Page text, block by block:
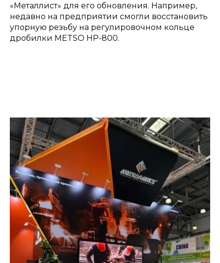
«Металлист» для его обновления. Например,
недавно на предприятии смогли восстановить
упорную резьбу на регулировочном кольце
дробилки METSO HP-800.